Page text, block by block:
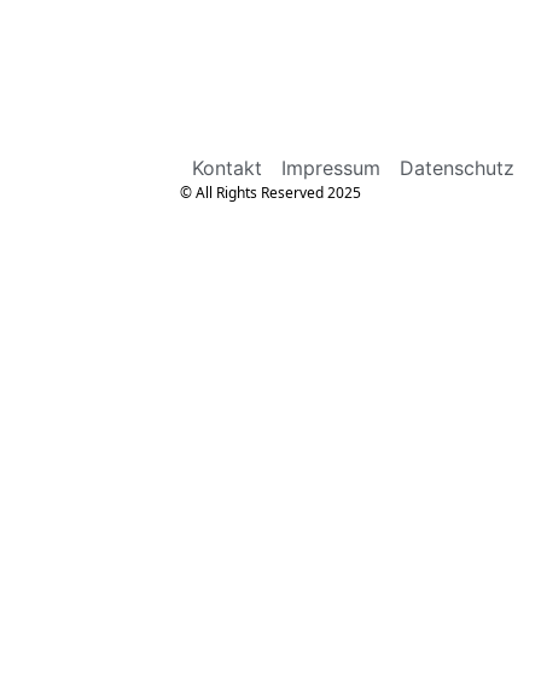
Kontakt Impressum Datenschutz
© All Rights Reserved 2025